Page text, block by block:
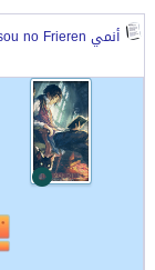
أنمي Sousou no Frieren: الكشف عن ملصق مُصور جديد